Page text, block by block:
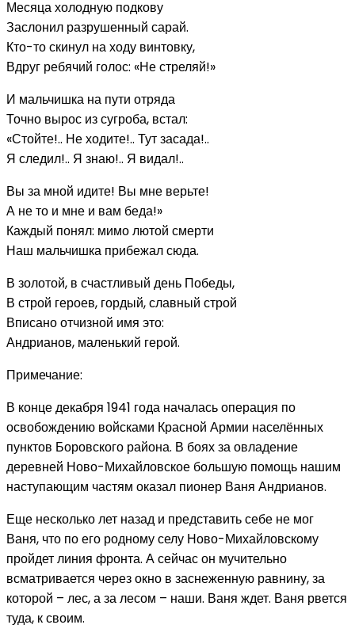
Месяца холодную подкову
Заслонил разрушенный сарай.
Кто-то скинул на ходу винтовку,
Вдруг ребячий голос: «Не стреляй!»
И мальчишка на пути отряда
Точно вырос из сугроба, встал:
«Стойте!.. Не ходите!.. Тут засада!..
Я следил!.. Я знаю!.. Я видал!..
Вы за мной идите! Вы мне верьте!
А не то и мне и вам беда!»
Каждый понял: мимо лютой смерти
Наш мальчишка прибежал сюда.
В золотой, в счастливый день Победы,
В строй героев, гордый, славный строй
Вписано отчизной имя это:
Андрианов, маленький герой.
Примечание:
В конце декабря 1941 года началась операция по
освобождению войсками Красной Армии населённых
пунктов Боровского района. В боях за овладение
деревней Ново-Михайловское большую помощь нашим
наступающим частям оказал пионер Ваня Андрианов.
Еще несколько лет назад и представить себе не мог
Ваня, что по его родному селу Ново-Михайловскому
пройдет линия фронта. А сейчас он мучительно
всматривается через окно в заснеженную равнину, за
которой – лес, а за лесом – наши. Ваня ждет. Ваня рвется
туда, к своим.